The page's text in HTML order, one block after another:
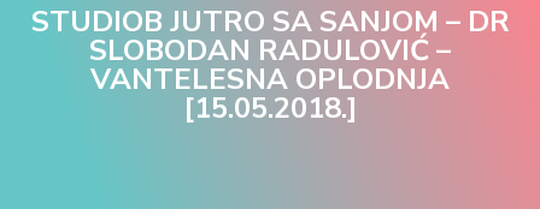
STUDIOB JUTRO SA SANJOM – DR
SLOBODAN RADULOVIĆ –
VANTELESNA OPLODNJA
[15.05.2018.]